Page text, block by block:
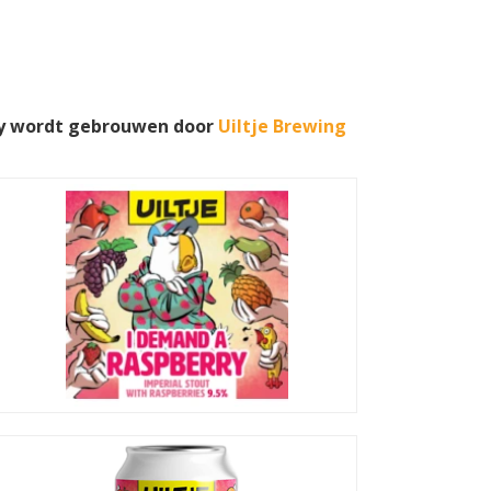
wordt gebrouwen door Uiltje Brewing